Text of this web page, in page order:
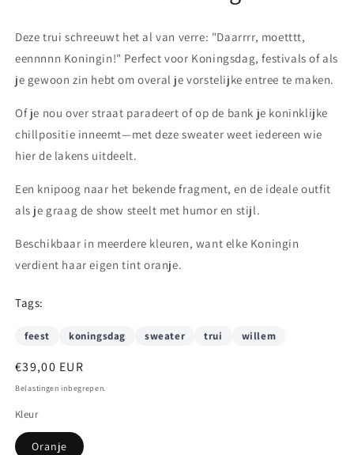
Deze trui schreeuwt het al van verre: "Daarrrr, moetttt,
eennnnn Koningin!" Perfect voor Koningsdag, festivals of als
je gewoon zin hebt om overal je vorstelijke entree te maken.
Of je nou over straat paradeert of op de bank je koninklijke
chillpositie inneemt—met deze sweater weet iedereen wie
hier de lakens uitdeelt.
Een knipoog naar het bekende fragment, en de ideale outfit
als je graag de show steelt met humor en stijl.
Beschikbaar in meerdere kleuren, want elke Koningin
verdient haar eigen tint oranje.
Tags:
feest koningsdag sweater trui willem
Normale
prijs
€39,00 EUR
Belastingen inbegrepen.
Kleur
Oranje